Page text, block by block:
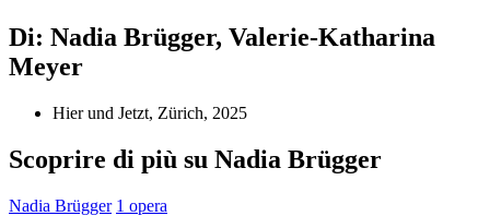
Di: Nadia Brügger, Valerie-Katharina
Meyer
Hier und Jetzt, Zürich, 2025
Scoprire di più su Nadia Brügger
Nadia Brügger 1 opera